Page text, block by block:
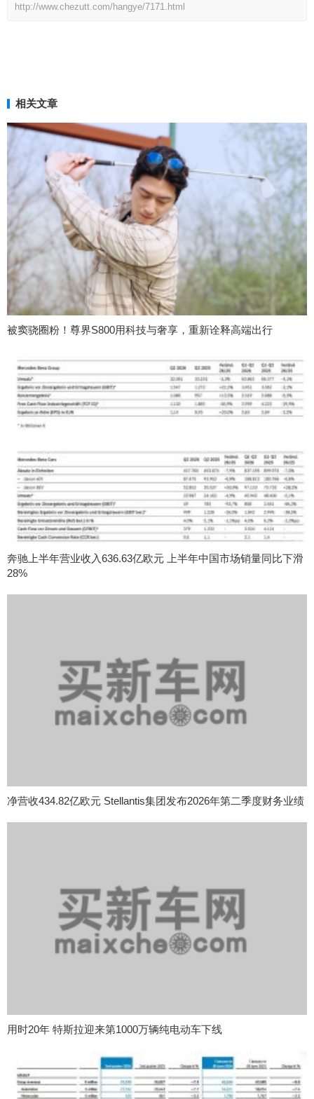
http://www.chezutt.com/hangye/7171.html
相关文章
被窦骁圈粉！尊界S800用科技与奢享，重新诠释高端出行
奔驰上半年营业收入636.63亿欧元 上半年中国市场销量同比下滑
28%
净营收434.82亿欧元 Stellantis集团发布2026年第二季度财务业绩
用时20年 特斯拉迎来第1000万辆纯电动车下线